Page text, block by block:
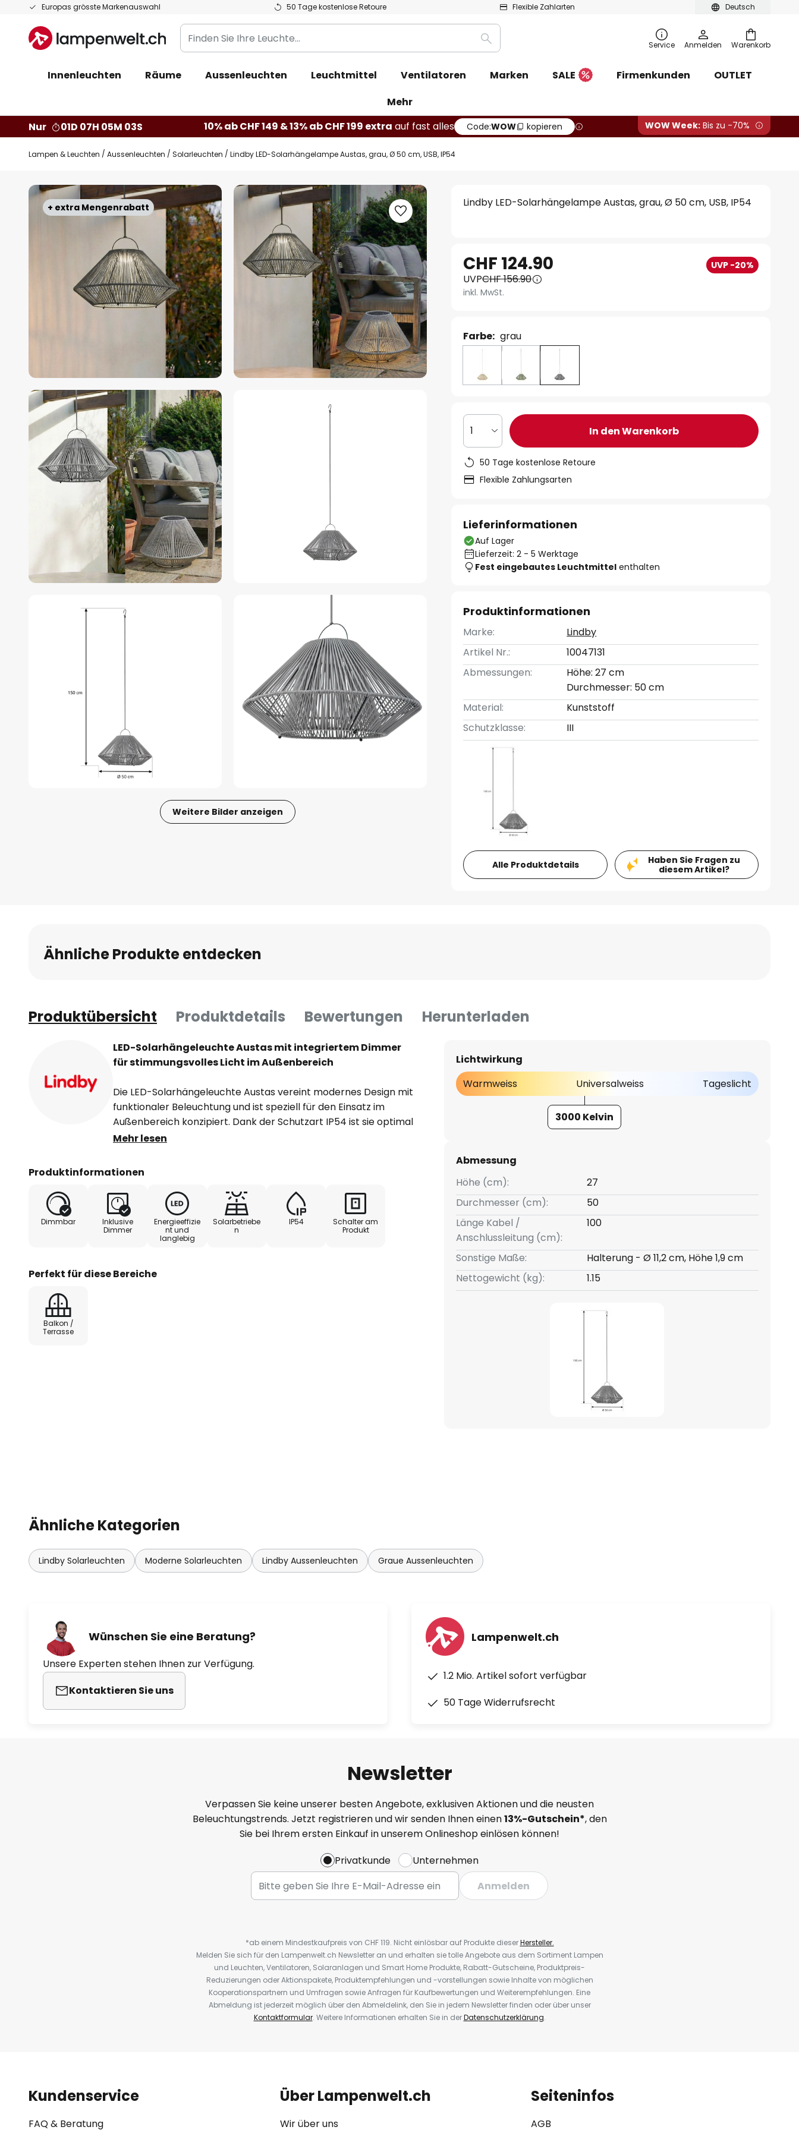
Deutsch
Europas grösste Markenauswahl 50 Tage kostenlose Retoure Flexible Zahlarten
Zum
springen
Warenkorb
Finden
Sie
Leuchte...
Suche Service Anmelden
Innenleuchten Räume Aussenleuchten Leuchtmittel Ventilatoren Marken SALE Firmenkunden
OUTLET
Mehr
Nur
01D 07H 05M 02S 10% ab CHF 149 & 13% ab CHF 199 extra auf fast alles Code:WOW kopieren WOW Week: Bis zu -70%
Lampen & Leuchten Aussenleuchten Solarleuchten Lindby LED-Solarhängelampe Austas, grau, Ø 50 cm, USB, IP54
+ extra Mengenrabatt
Zum
Ende
Weitere Bilder anzeigen
Lindby LED-Solarhängelampe Austas, grau, Ø 50 cm, USB, IP54
CHF 124.90 UVP -20%
UVPCHF 156.90
inkl. MwSt.
Farbe: grau
1 In den Warenkorb
50 Tage kostenlose Retoure
Flexible Zahlungsarten
Lieferinformationen
Auf Lager
Lieferzeit: 2 - 5 Werktage
Fest eingebautes Leuchtmittel enthalten
Produktinformationen
Marke:
Lindby
Artikel Nr.:
10047131
Abmessungen:
Höhe: 27 cm
Durchmesser: 50 cm
Material:
Kunststoff
Schutzklasse:
III
Alle Produktdetails
Haben Sie Fragen zu
diesem Artikel?
Ähnliche Produkte entdecken
Produktübersicht Produktdetails Bewertungen Herunterladen
LED-Solarhängeleuchte Austas mit integriertem Dimmer
für stimmungsvolles Licht im Außenbereich
Die LED-Solarhängeleuchte Austas vereint modernes Design mit
funktionaler Beleuchtung und ist speziell für den Einsatz im
Außenbereich konzipiert. Dank der Schutzart IP54 ist sie optimal
gegen Spritzwasser und Staub geschützt, was sie ideal für
sorgt für ein warmweißes Licht mit 3.000 K, das eine angenehme
Polyester unterstreichen die Langlebigkeit und die stilvolle Optik
der Leuchte.
Der leistungsstarke 3,7V 3600mAh Li-Ion-Akku, der im
Lieferumfang enthalten ist, ermöglicht eine zuverlässige
flexible Lademöglichkeit bietet.
Mehr lesen
Produktinformationen
Dimmbar
Inklusive
Dimmer
Energieeffizie
nt und
langlebig
Solarbetriebe
n
IP54
Schalter am
Produkt
Perfekt für diese Bereiche
Balkon /
Terrasse
Lichtwirkung
Warmweiss
Universalweiss Tageslicht
3000 Kelvin
Abmessung
Höhe (cm):
27
Durchmesser (cm):
50
Länge Kabel /
Anschlussleitung (cm):
100
Sonstige Maße:
Halterung - Ø 11,2 cm, Höhe 1,9 cm
Nettogewicht (kg):
1.15
Ähnliche Kategorien
Lindby Solarleuchten Moderne Solarleuchten Lindby Aussenleuchten Graue Aussenleuchten
Wünschen Sie eine Beratung?
Unsere Experten stehen Ihnen zur Verfügung.
Kontaktieren Sie uns
Lampenwelt.ch
1.2 Mio. Artikel sofort verfügbar
50 Tage Widerrufsrecht
Newsletter
Verpassen Sie keine unserer besten Angebote, exklusiven Aktionen und die neusten
Beleuchtungstrends. Jetzt registrieren und wir senden Ihnen einen13%-Gutschein*, den
Sie bei Ihrem ersten Einkauf in unserem Onlineshop einlösen können!
Privatkunde
Unternehmen
Anmelden
*ab einem Mindestkaufpreis von CHF 119. Nicht einlösbar auf Produkte dieserHersteller.
Melden Sie sich für den Lampenwelt.ch Newsletter an und erhalten sie tolle Angebote aus dem Sortiment Lampen
und Leuchten, Ventilatoren, Solaranlagen und Smart Home Produkte, Rabatt-Gutscheine, Produktpreis-
Reduzierungen oder Aktionspakete, Produktempfehlungen und -vorstellungen sowie Inhalte von möglichen
Kooperationspartnern und Umfragen sowie Anfragen für Kaufbewertungen und Weiterempfehlungen. Eine
Abmeldung ist jederzeit möglich über den Abmeldelink, den Sie in jedem Newsletter finden oder über unser
Kontaktformular. Weitere Informationen erhalten Sie in derDatenschutzerklärung.
Kundenservice
FAQ & Beratung
Über Lampenwelt.ch
Wir über uns
Seiteninfos
AGB